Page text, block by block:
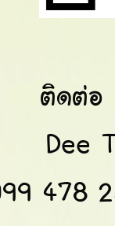
ติดต่อ
Dee
478